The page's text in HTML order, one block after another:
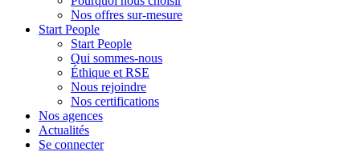
Nos offres sur-mesure
Start People
Start People
Qui sommes-nous
Éthique et RSE
Nous rejoindre
Nos certifications
Nos agences
Actualités
Se connecter